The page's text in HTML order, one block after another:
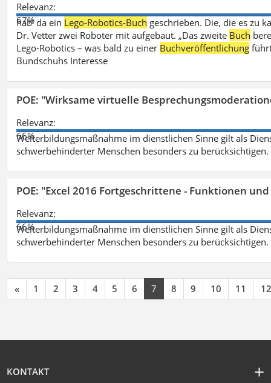
Relevanz:
67%
hab‘ da ein Lego-Robotics-Buch geschrieben. Die, die es zu
Dr. Vetter zwei Roboter mit aufgebaut. „Das zweite Buch
Lego-Robotics – was bald zu einer Buchveröffentlichung
Bundschuhs Interesse
POE: "Wirksame virtuelle
Relevanz:
66%
Weiterbildungsmaßnahme im dienstlichen Sinne gilt als
schwerbehinderter Menschen besonders zu berücksichtigen.
POE: "Excel 2016 Fortgeschrittene - Funktionen
Relevanz:
66%
Weiterbildungsmaßnahme im dienstlichen Sinne gilt als
schwerbehinderter Menschen besonders zu berücksichtigen.
« 1 2 3 4 5 6 7 8 9 10 11 12
KONTAKT